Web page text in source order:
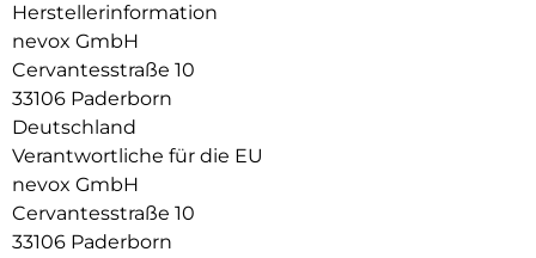
geschützt.
Die Anschlüsse, Knöpfe und Kamera bleiben voll zugänglich.
Hochwertiges Schmutzabweisendes Material und langlebige
Zusammensetzung der Materialien.
Herstellerinformation
nevox GmbH
Cervantesstraße 10
33106 Paderborn
Deutschland
Verantwortliche für die EU
nevox GmbH
Cervantesstraße 10
33106 Paderborn